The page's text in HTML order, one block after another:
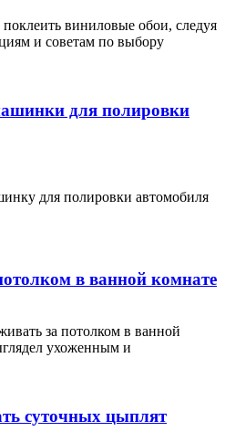
виниловые обои, следуя
и советам по выбору
для полировки
для полировки автомобиля
в ванной комнате
за потолком в ванной
ухоженным и
суточных цыплят